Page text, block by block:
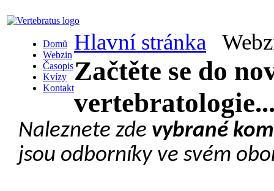
Domů
Webzin
Časopis
Kvízy
Kontakt
Hlavní stránka
Začtěte se do
Naleznete zde vybrané
jsou odborníky ve svém